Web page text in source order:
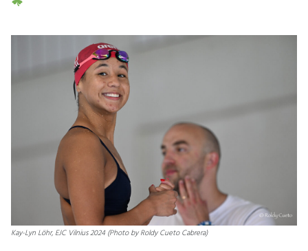
Kay-Lyn Löhr, EJC Vilnius 2024 (Photo by Roldy Cueto Cabrera)